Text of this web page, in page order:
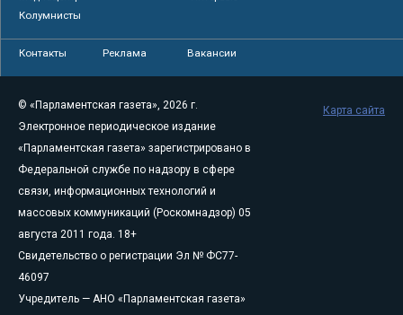
Колумнисты
Контакты Реклама Вакансии
© «Парламентская газета», 2026 г.
Электронное периодическое издание
«Парламентская газета» зарегистрировано в
Федеральной службе по надзору в сфере
связи, информационных технологий и
массовых коммуникаций (Роскомнадзор) 05
августа 2011 года. 18+
Свидетельство о регистрации Эл № ФС77-
46097
Учредитель — АНО «Парламентская газета»
Карта сайта